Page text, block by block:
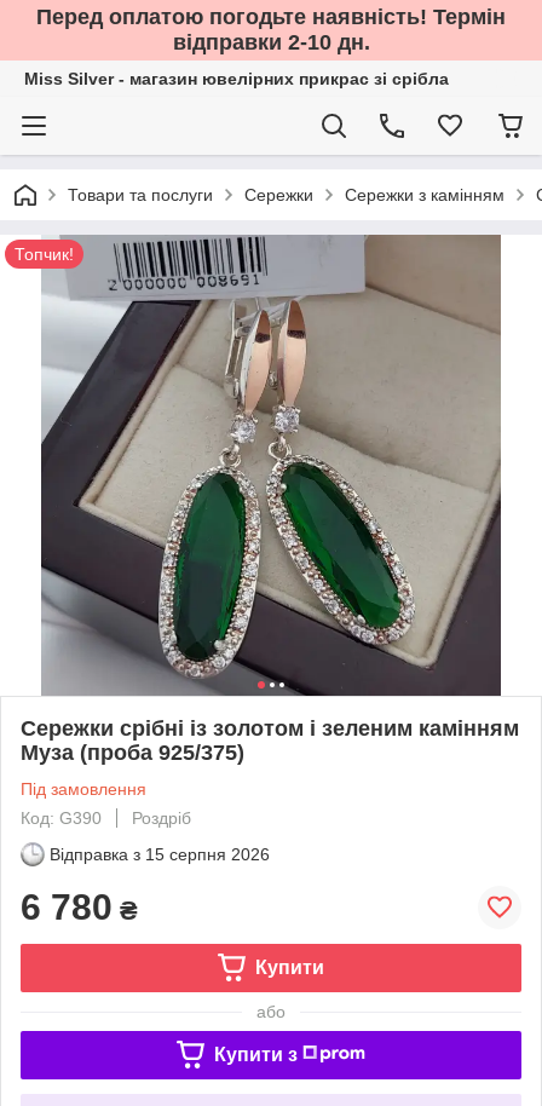
Перед оплатою погодьте наявність! Термін
відправки 2-10 дн.
Miss Silver - магазин ювелірних прикрас зі срібла
Товари та послуги Сережки Сережки з камінням
Топчик!
Сережки срібні із золотом і зеленим камінням
Муза (проба 925/375)
Під замовлення
Код: G390
Роздріб
Відправка з 15 серпня 2026
6 780 ₴
Купити
або
Купити з